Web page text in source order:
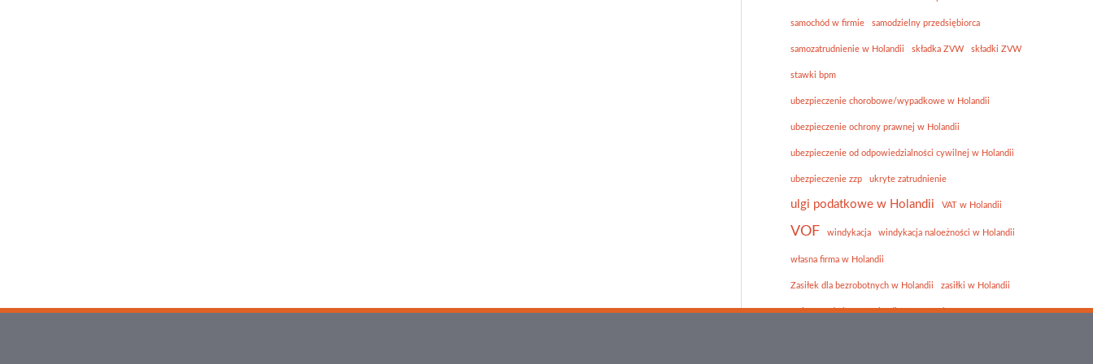
samochód w firmie samodzielny przedsiębiorca
samozatrudnienie w Holandii składka ZVW składki ZVW
stawki bpm
ubezpieczenie chorobowe/wypadkowe w Holandii
ubezpieczenie ochrony prawnej w Holandii
ubezpieczenie od odpowiedzialności cywilnej w Holandii
ubezpieczenie zzp ukryte zatrudnienie
ulgi podatkowe w Holandii VAT w Holandii
VOF windykacja windykacja naloeżności w Holandii
własna firma w Holandii
Zasiłek dla bezrobotnych w Holandii zasiłki w Holandii
zmiany podatkowe Holandia zorgtoeslag